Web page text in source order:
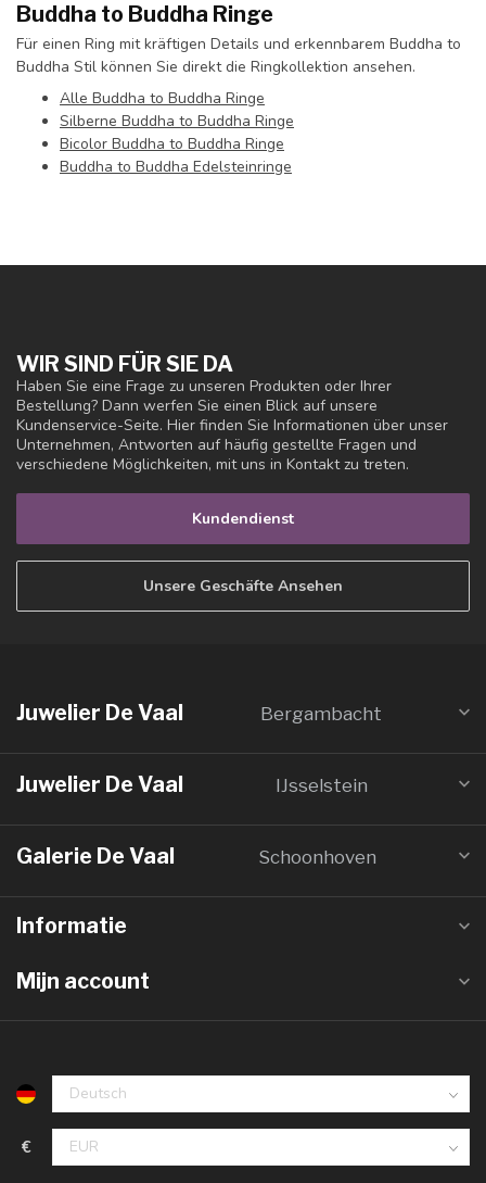
Buddha to Buddha Ringe
Für einen Ring mit kräftigen Details und erkennbarem Buddha to
Buddha Stil können Sie direkt die Ringkollektion ansehen.
Alle Buddha to Buddha Ringe
Silberne Buddha to Buddha Ringe
Bicolor Buddha to Buddha Ringe
Buddha to Buddha Edelsteinringe
WIR SIND FÜR SIE DA
Haben Sie eine Frage zu unseren Produkten oder Ihrer
Bestellung? Dann werfen Sie einen Blick auf unsere
Kundenservice-Seite. Hier finden Sie Informationen über unser
Unternehmen, Antworten auf häufig gestellte Fragen und
verschiedene Möglichkeiten, mit uns in Kontakt zu treten.
Kundendienst
Unsere Geschäfte Ansehen
Juwelier De Vaal Bergambacht
Juwelier De Vaal IJsselstein
Galerie De Vaal Schoonhoven
Informatie
Mijn account
€